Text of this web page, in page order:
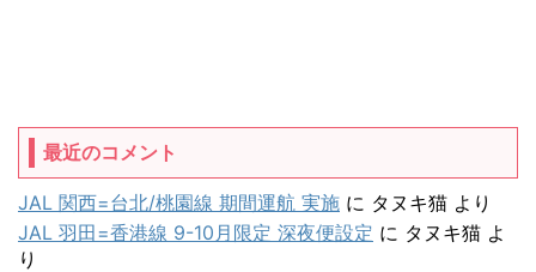
最近のコメント
JAL 関西=台北/桃園線 期間運航 実施 に タヌキ猫 より
JAL 羽田=香港線 9-10月限定 深夜便設定 に タヌキ猫 よ
り